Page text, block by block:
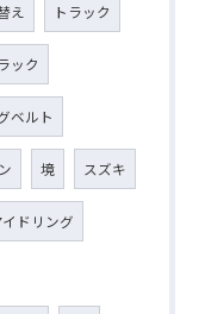
え トラック
ック
ベルト
境 スズキ
イドリング